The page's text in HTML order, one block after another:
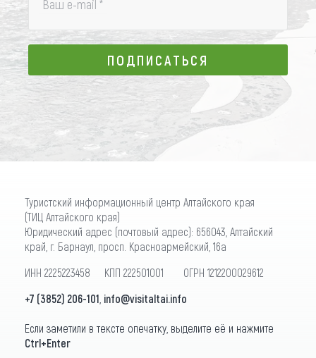
Ваш e-mail *
ПОДПИСАТЬСЯ
ПОДПИСАТЬСЯ
Туристский информационный центр Алтайского края
(ТИЦ Алтайского края)
Юридический адрес (почтовый адрес): 656043, Алтайский
край, г. Барнаул, просп. Красноармейский, 16а
ИНН 2225223458 КПП 222501001 ОГРН 1212200029612
+7 (3852) 206-101 info@visitaltai.info
Если заметили в тексте опечатку, выделите её и нажмите
Ctrl+Enter